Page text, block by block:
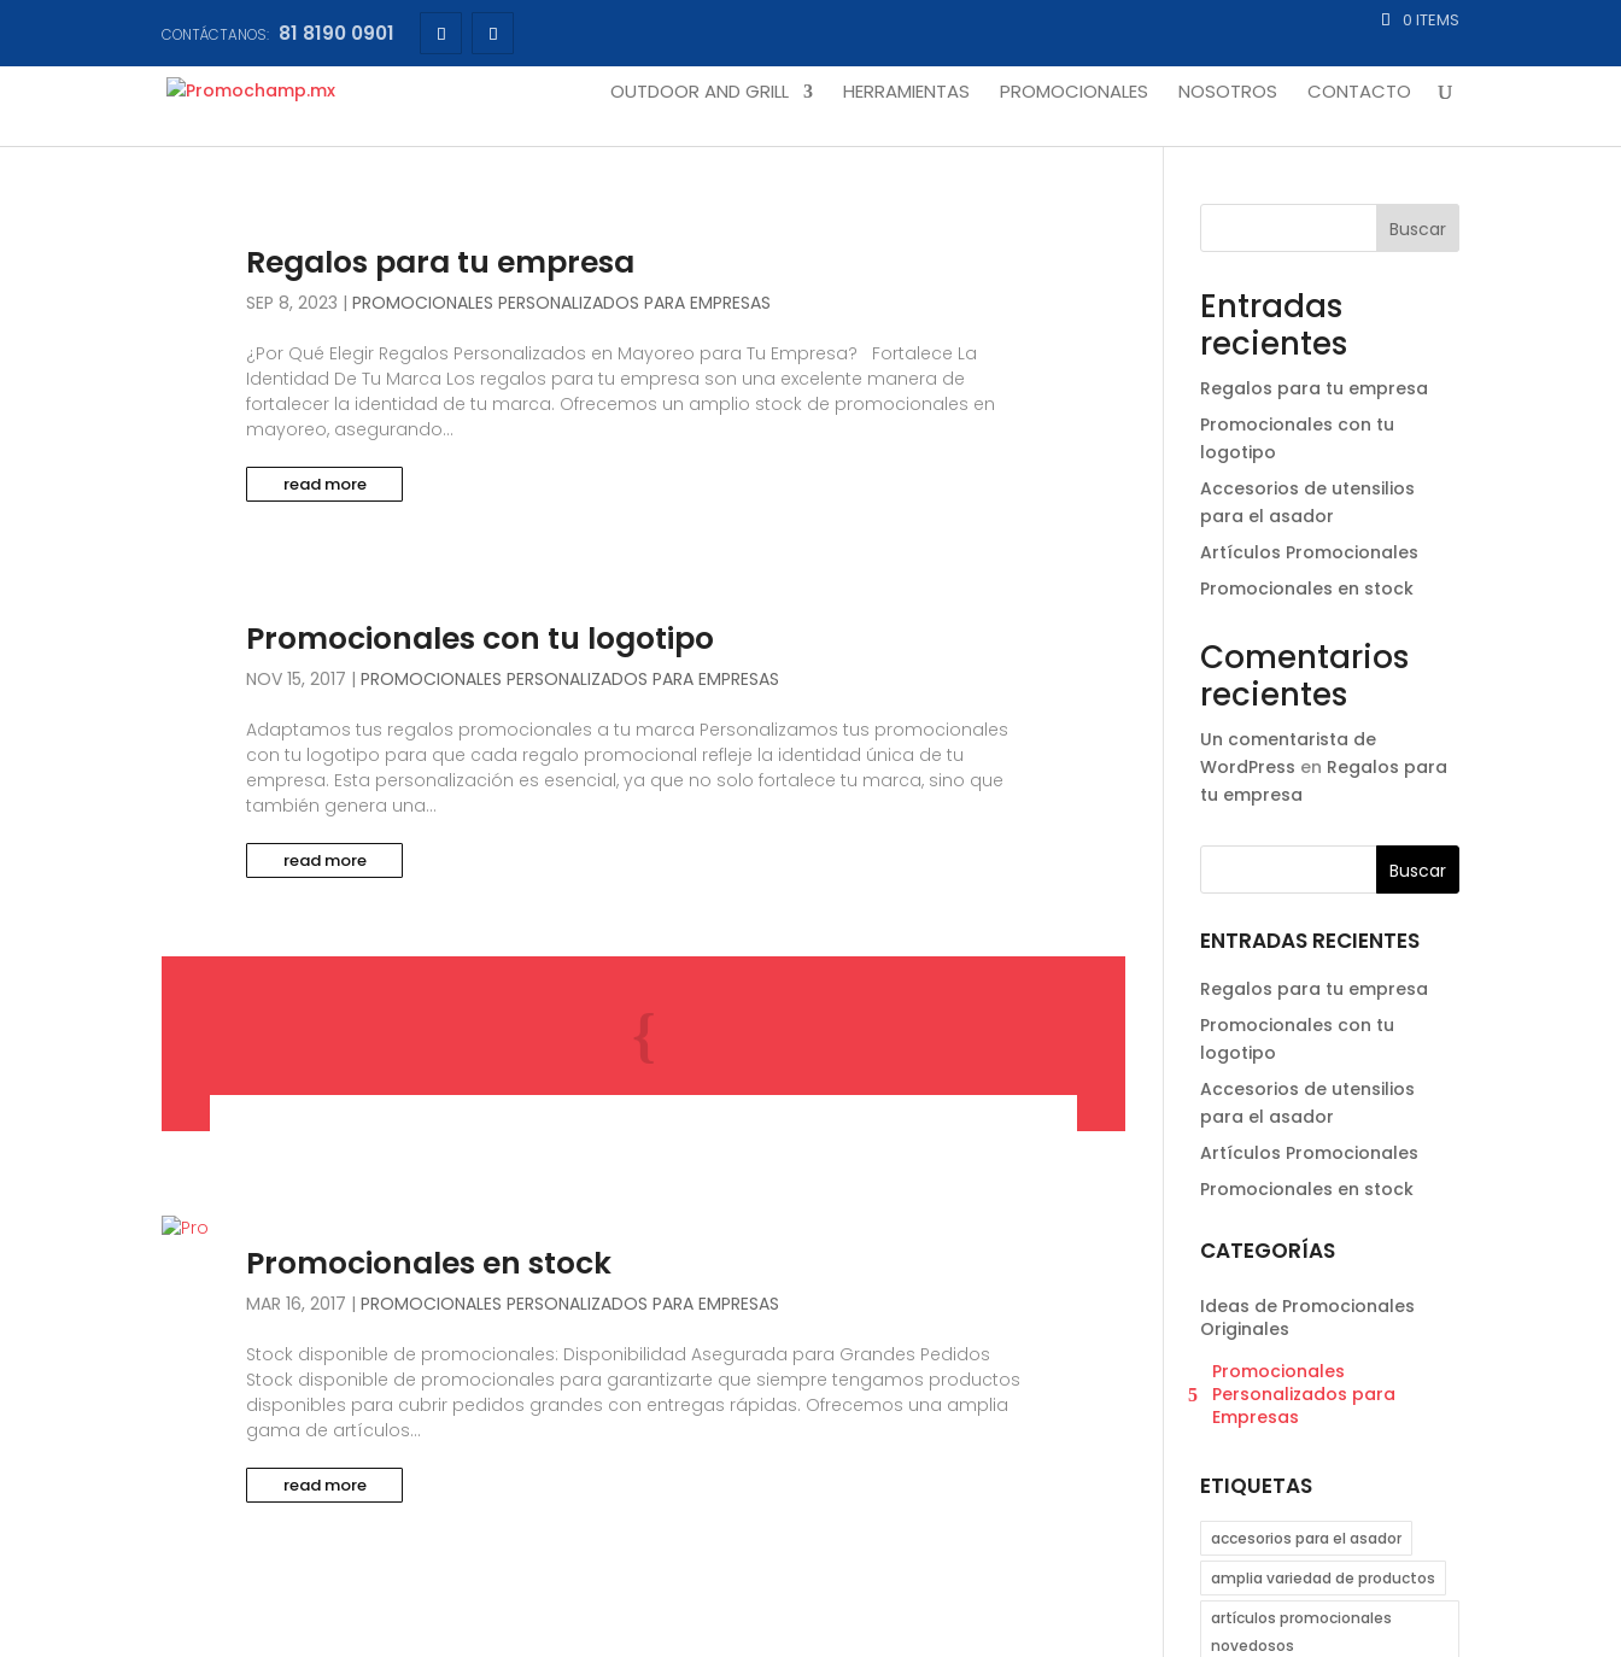
CONTÁCTANOS: 81 8190 0901
0 ITEMS
OUTDOOR AND GRILL HERRAMIENTAS PROMOCIONALES NOSOTROS CONTACTO
Regalos para tu empresa
SEP 8, 2023 |PROMOCIONALES PERSONALIZADOS PARA EMPRESAS
¿Por Qué Elegir Regalos Personalizados en Mayoreo para Tu Empresa? Fortalece La
Identidad De Tu Marca Los regalos para tu empresa son una excelente manera de
fortalecer la identidad de tu marca. Ofrecemos un amplio stock de promocionales en
mayoreo, asegurando...
read more
Promocionales con tu logotipo
NOV 15, 2017 |PROMOCIONALES PERSONALIZADOS PARA EMPRESAS
Adaptamos tus regalos promocionales a tu marca Personalizamos tus promocionales
con tu logotipo para que cada regalo promocional refleje la identidad única de tu
empresa. Esta personalización es esencial, ya que no solo fortalece tu marca, sino que
también genera una...
read more
Promocionales en stock
MAR 16, 2017 |PROMOCIONALES PERSONALIZADOS PARA EMPRESAS
Stock disponible de promocionales: Disponibilidad Asegurada para Grandes Pedidos
Stock disponible de promocionales para garantizarte que siempre tengamos productos
disponibles para cubrir pedidos grandes con entregas rápidas. Ofrecemos una amplia
gama de artículos...
read more
Buscar
Entradas
recientes
Regalos para tu empresa
Promocionales con tu
logotipo
Accesorios de utensilios
para el asador
Artículos Promocionales
Promocionales en stock
Comentarios
recientes
Un comentarista de
WordPress en Regalos para
tu empresa
ENTRADAS RECIENTES
Regalos para tu empresa
Promocionales con tu
logotipo
Accesorios de utensilios
para el asador
Artículos Promocionales
Promocionales en stock
CATEGORÍAS
Ideas de Promocionales
Originales
Promocionales
Personalizados para
Empresas
ETIQUETAS
accesorios para el asador
amplia variedad de productos
artículos promocionales
novedosos